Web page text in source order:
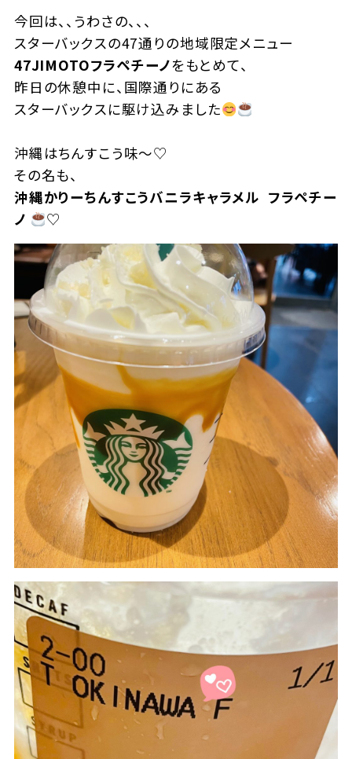
今回は、、うわさの、、、
スターバックスの47通りの地域限定メニュー
47JIMOTOフラペチーノをもとめて、
昨日の休憩中に、国際通りにある
スターバックスに駆け込みました
沖縄はちんすこう味〜♡
その名も、
沖縄かりーちんすこうバニラキャラメル フラペチー
ノ
♡